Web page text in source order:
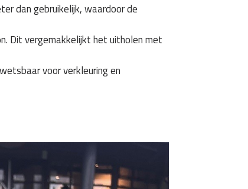
dan gebruikelijk, waardoor de
Dit vergemakkelijkt het uitholen met
voor verkleuring en